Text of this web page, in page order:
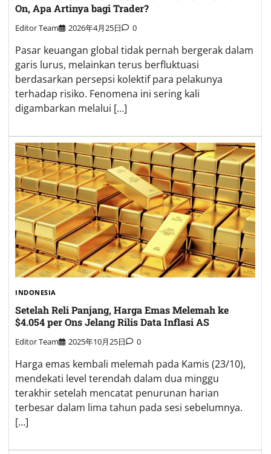
On, Apa Artinya bagi Trader?
Editor Team 2026年4月25日 0
Pasar keuangan global tidak pernah bergerak dalam
garis lurus, melainkan terus berfluktuasi
berdasarkan persepsi kolektif para pelakunya
terhadap risiko. Fenomena ini sering kali
digambarkan melalui […]
INDONESIA
Setelah Reli Panjang, Harga Emas Melemah ke
$4.054 per Ons Jelang Rilis Data Inflasi AS
Editor Team 2025年10月25日 0
Harga emas kembali melemah pada Kamis (23/10),
mendekati level terendah dalam dua minggu
terakhir setelah mencatat penurunan harian
terbesar dalam lima tahun pada sesi sebelumnya.
[…]